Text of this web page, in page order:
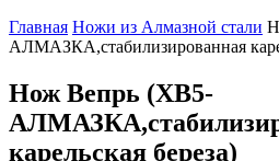
Главная Ножи из Алмазной стали
АЛМАЗКА,стабилизированная
Нож Вепрь (ХВ5-
карельская береза)